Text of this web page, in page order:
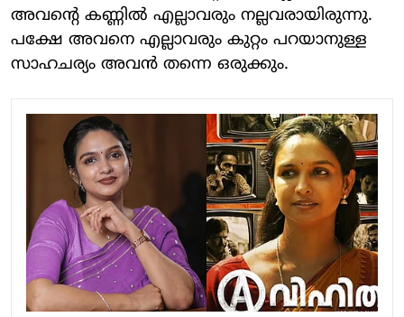
അവന്റെ കണ്ണിൽ എല്ലാവരും നല്ലവരായിരുന്നു.
പക്ഷേ അവനെ എല്ലാവരും കുറ്റം പറയാനുള്ള
സാഹചര്യം അവന്‍ തന്നെ ഒരുക്കും.